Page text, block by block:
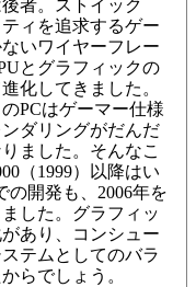
者。ストイック
ィを追求するゲー
いワイヤーフレー
とグラフィックの
化してきました。
PCはゲーマー仕様
ダリングがだんだ
ました。そんなこ
（1999）以降はい
の開発も、2006年を
した。グラフィッ
あり、コンシュー
テムとしてのバラ
らでしょう。